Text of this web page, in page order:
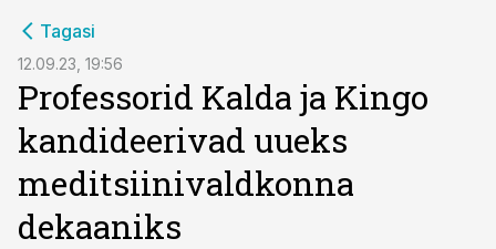
Tagasi
12.09.23, 19:56
Professorid Kalda ja Kingo
kandideerivad uueks
meditsiinivaldkonna
dekaaniks